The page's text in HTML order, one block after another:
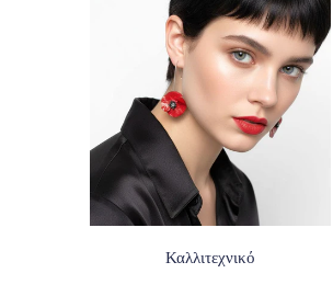
Καλλιτεχνικό